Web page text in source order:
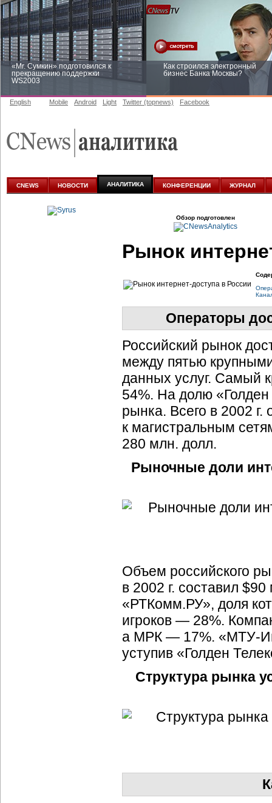
«Mr. Сумкин» подготовился к
прекращению поддержки
WS2003
Как строился электронный
бизнес Банка Москвы?
аналитике
English Mobile Android Light Twitter (topnews) Facebook
CNEWS НОВОСТИ АНАЛИТИКА КОНФЕРЕНЦИИ ЖУРНАЛ
Обзор подготовлен
Рынок
Операторы
Российский рынок
между пятью
данных услуг. Самый
54%. На долю
рынка. Всего в 2002 г.
к магистральным
280 млн. долл.
Рыночные доли
Объем российского
в 2002 г. составил
«РТКомм.РУ», доля
игроков — 28%.
а МРК — 17%. «МТУ-
уступив «Голден
Структура рынка